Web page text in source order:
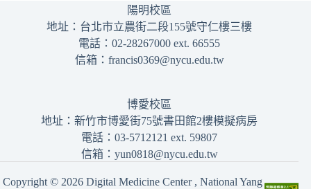
陽明校區
地址：台北市立農街二段155號守仁樓三樓
電話：02-28267000 ext. 66555
信箱：francis0369@nycu.edu.tw
博愛校區
地址：新竹市博愛街75號書田館2樓模擬病房
電話：03-5712121 ext. 59807
信箱：yun0818@nycu.edu.tw
Copyright © 2026 Digital Medicine Center , National Yang